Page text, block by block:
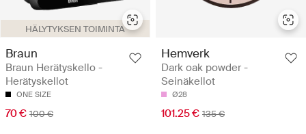
HÄLYTYKSEN TOIMINTA
Braun
Braun Herätyskello -
Herätyskellot
ONE SIZE
70 € 100 €
Hemverk
Dark oak powder -
Seinäkellot
Ø28
101.25 € 135 €